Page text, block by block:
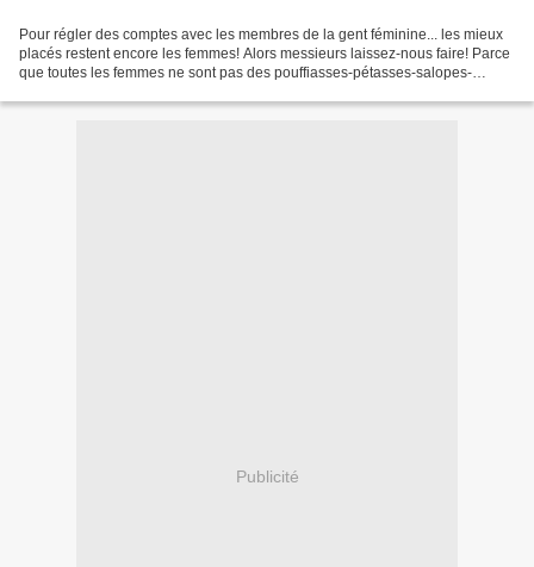
Pour régler des comptes avec les membres de la gent féminine... les mieux
placés restent encore les femmes! Alors messieurs laissez-nous faire! Parce
que toutes les femmes ne sont pas des pouffiasses-pétasses-salopes-
Publicité